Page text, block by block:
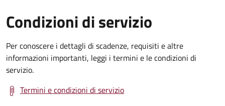
Condizioni di servizio
Per conoscere i dettagli di scadenze, requisiti e altre
informazioni importanti, leggi i termini e le condizioni di
servizio.
Termini e condizioni di servizio